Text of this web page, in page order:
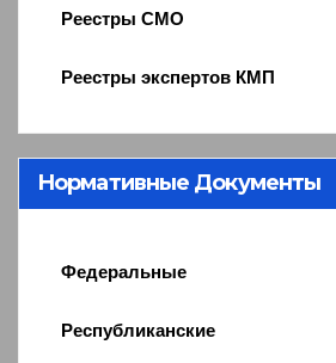
Реестры СМО
Реестры экспертов КМП
Нормативные Документы
Федеральные
Республиканские